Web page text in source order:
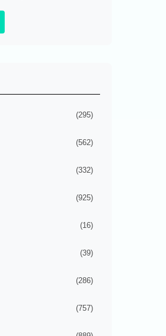
(295)
(562)
(332)
(925)
(16)
(39)
(286)
(757)